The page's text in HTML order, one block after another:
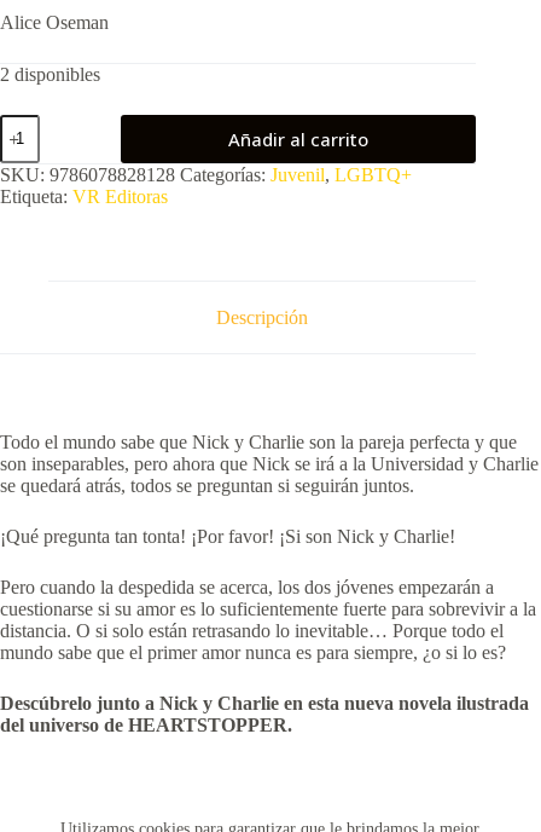
Alice Oseman
2 disponibles
Nick
Charlie
cantidad
Añadir al carrito
SKU: 9786078828128 Categorías: Juvenil, LGBTQ+
Etiqueta: VR Editoras
Descripción
Todo el mundo sabe que Nick y Charlie son la pareja perfecta y que
son inseparables, pero ahora que Nick se irá a la Universidad y Charlie
se quedará atrás, todos se preguntan si seguirán juntos.
¡Qué pregunta tan tonta! ¡Por favor! ¡Si son Nick y Charlie!
Pero cuando la despedida se acerca, los dos jóvenes empezarán a
cuestionarse si su amor es lo suficientemente fuerte para sobrevivir a la
distancia. O si solo están retrasando lo inevitable… Porque todo el
mundo sabe que el primer amor nunca es para siempre, ¿o si lo es?
Descúbrelo junto a Nick y Charlie en esta nueva novela ilustrada
del universo de HEARTSTOPPER.